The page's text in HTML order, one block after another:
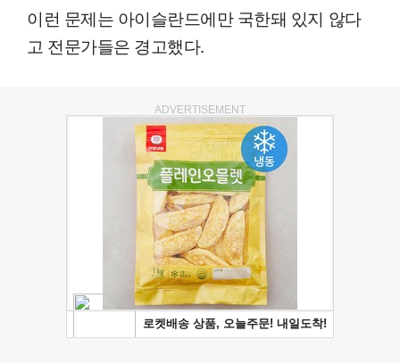
이런 문제는 아이슬란드에만 국한돼 있지 않다
고 전문가들은 경고했다.
ADVERTISEMENT